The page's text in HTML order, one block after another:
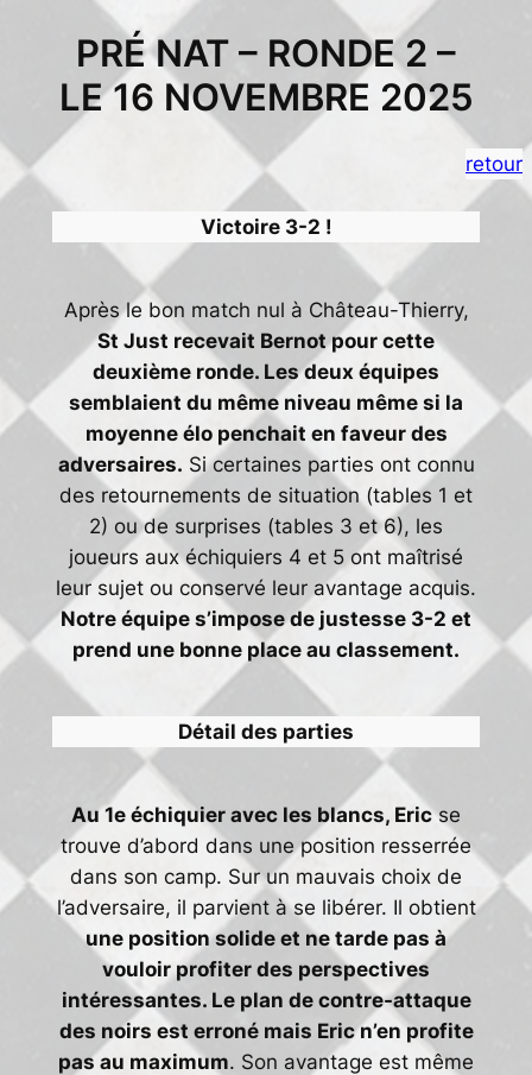
contenu
PRÉ NAT – RONDE 2 –
LE 16 NOVEMBRE 2025
retour
Victoire 3-2 !
Après le bon match nul à Château-Thierry,
St Just recevait Bernot pour cette
deuxième ronde. Les deux équipes
semblaient du même niveau même si la
moyenne élo penchait en faveur des
adversaires. Si certaines parties ont connu
des retournements de situation (tables 1 et
2) ou de surprises (tables 3 et 6), les
joueurs aux échiquiers 4 et 5 ont maîtrisé
leur sujet ou conservé leur avantage acquis.
Notre équipe s’impose de justesse 3-2 et
prend une bonne place au classement.
Détail des parties
Au 1e échiquier avec les blancs, Ericse
trouve d’abord dans une position resserrée
dans son camp. Sur un mauvais choix de
l’adversaire, il parvient à se libérer. Il obtient
une position solide et ne tarde pas à
vouloir profiter des perspectives
intéressantes. Le plan de contre-attaque
des noirs est erroné mais Eric n’en profite
pas au maximum. Son avantage est même